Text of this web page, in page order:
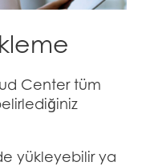
Center tüm
yükleyebilir ya